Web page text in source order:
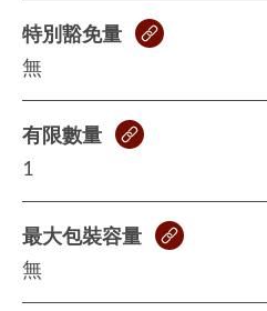
特別豁免量
無
有限數量
1
最大包裝容量
無